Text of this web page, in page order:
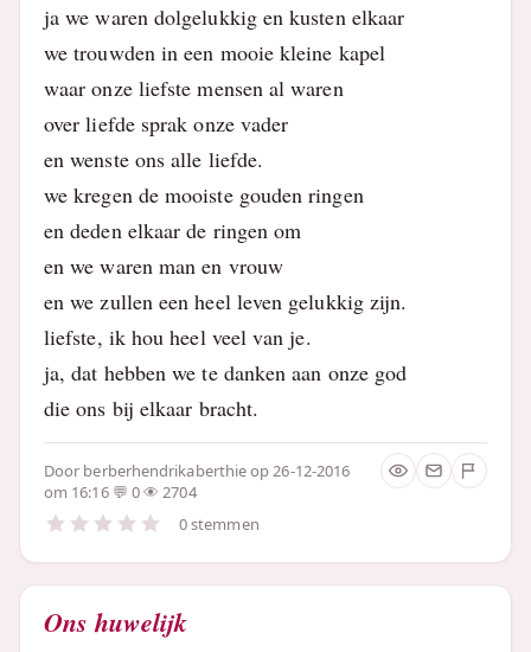
ja we waren dolgelukkig en kusten elkaar
we trouwden in een mooie kleine kapel
waar onze liefste mensen al waren
over liefde sprak onze vader
en wenste ons alle liefde.
we kregen de mooiste gouden ringen
en deden elkaar de ringen om
en we waren man en vrouw
en we zullen een heel leven gelukkig zijn.
liefste, ik hou heel veel van je.
ja, dat hebben we te danken aan onze god
die ons bij elkaar bracht.
Door berberhendrikaberthieop 26-12-2016
om 16:16
0
2704
0 stemmen
Ons huwelijk